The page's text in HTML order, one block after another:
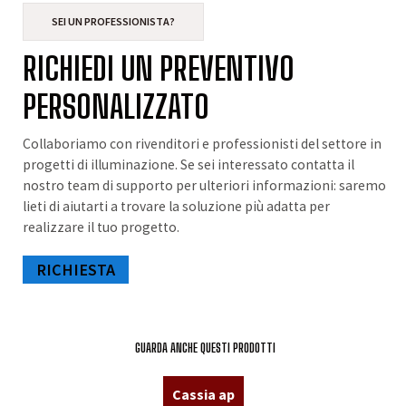
SEI UN PROFESSIONISTA?
RICHIEDI UN PREVENTIVO
PERSONALIZZATO
Collaboriamo con rivenditori e professionisti del settore in
progetti di illuminazione. Se sei interessato contatta il
nostro team di supporto per ulteriori informazioni: saremo
lieti di aiutarti a trovare la soluzione più adatta per
realizzare il tuo progetto.
RICHIESTA
GUARDA ANCHE QUESTI PRODOTTI
Cassia ap